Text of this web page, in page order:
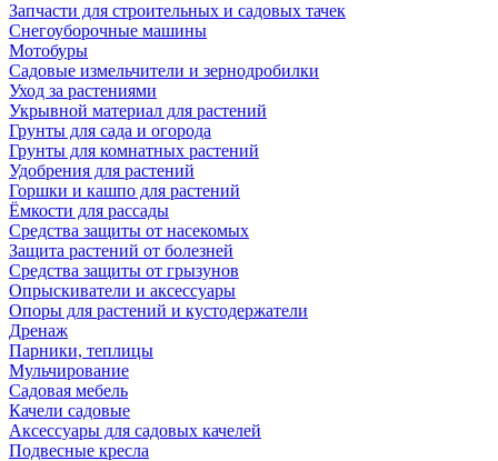
Запчасти для строительных и садовых тачек
Снегоуборочные машины
Мотобуры
Садовые измельчители и зернодробилки
Уход за растениями
Укрывной материал для растений
Грунты для сада и огорода
Грунты для комнатных растений
Удобрения для растений
Горшки и кашпо для растений
Ёмкости для рассады
Средства защиты от насекомых
Защита растений от болезней
Средства защиты от грызунов
Опрыскиватели и аксессуары
Опоры для растений и кустодержатели
Дренаж
Парники, теплицы
Мульчирование
Садовая мебель
Качели садовые
Аксессуары для садовых качелей
Подвесные кресла